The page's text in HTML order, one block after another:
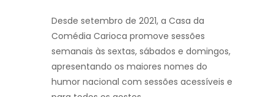
Desde setembro de 2021, a Casa da
Comédia Carioca promove sessões
semanais às sextas, sábados e domingos,
apresentando os maiores nomes do
humor nacional com sessões acessíveis e